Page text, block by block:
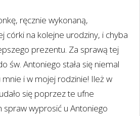
ręcznie wykonaną,
córki na kolejne urodziny, i chyba
prezentu. Za sprawą tej
św. Antoniego stała się niemal
i w mojej rodzinie! Ileż w
się poprzez te ufne
wyprosić u Antoniego